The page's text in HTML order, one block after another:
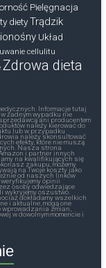
Pielęgnacja
diety Trądzik
Układ
cellulitu
Zdrowa dieta
Informacje tutaj
żadnym wypadku nie
ani producentem
należy kierować do
lub w przypadku
należy skonsultować
efekty, które nie muszą
Nasza strona
i partner innych
na kwalifikujących się
zakupu, możemy
na Twoje koszty jako
od naszych linków
opinii
osoby odwiedzające
wykryjemy oszustwo.
dokładamy wszelkich
i aktualne, mogą one
wprowadzania zmian,
w dowolnym momencie i